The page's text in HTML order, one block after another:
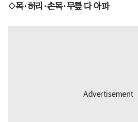
◇목·허리·손목·무릎 다 아파